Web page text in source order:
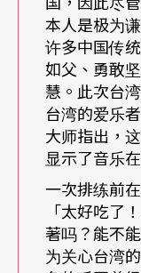
「马林斯基剧
名）。泰米卡诺
目如：《黑桃皇
Evgeny Onegin
等，为剧院立下
除了承续剧院的
院，侧重国际交
提来指挥圣彼得
本人是极为
许多中国传
如父、勇敢
慧。此次台
台湾的爱乐
大师指出，
显示了音乐
一次排练前
「太好吃了
著吗？能不
为关心台湾